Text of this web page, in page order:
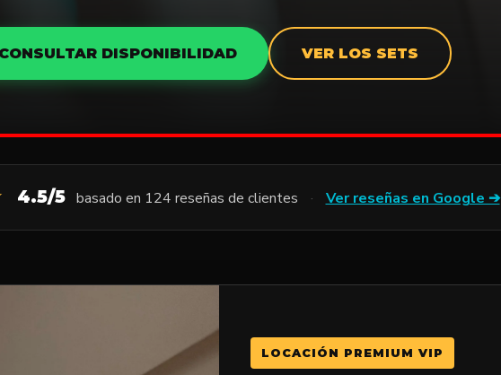
DISPONIBILIDAD VER LOS SETS
4.5/5 basado en 124 reseñas de clientes · Ver reseñas en Google ➔
LOCACIÓN PREMIUM VIP